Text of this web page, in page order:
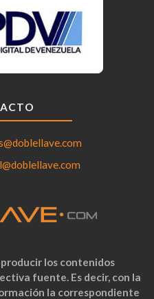
los contenidos
fuente. Es decir, con la
la correspondiente